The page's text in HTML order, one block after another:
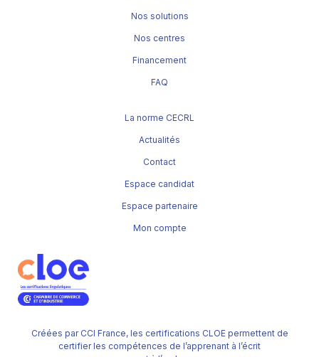
Créées par CCI France, les certifications CLOE permettent de
certifier les compétences de l’apprenant à l’écrit
Nos solutions
Nos centres
Financement
FAQ
La norme CECRL
Actualités
Contact
Espace candidat
Espace partenaire
Mon compte